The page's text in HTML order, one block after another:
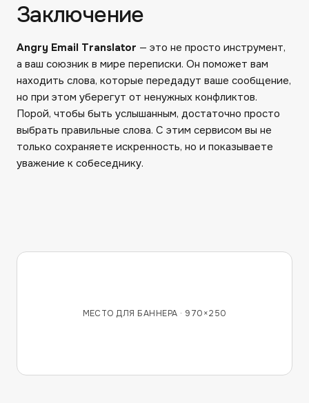
Заключение
Angry Email Translator — это не просто инструмент,
а ваш союзник в мире переписки. Он поможет вам
находить слова, которые передадут ваше сообщение,
но при этом уберегут от ненужных конфликтов.
Порой, чтобы быть услышанным, достаточно просто
выбрать правильные слова. С этим сервисом вы не
только сохраняете искренность, но и показываете
уважение к собеседнику.
МЕСТО ДЛЯ БАННЕРА · 970×250